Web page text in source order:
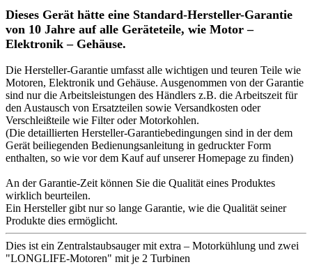
Dieses Gerät hätte eine Standard-Hersteller-Garantie
von 10 Jahre auf alle Geräteteile, wie Motor –
Elektronik – Gehäuse.
Die Hersteller-Garantie umfasst alle wichtigen und teuren Teile wie
Motoren, Elektronik und Gehäuse. Ausgenommen von der Garantie
sind nur die Arbeitsleistungen des Händlers z.B. die Arbeitszeit für
den Austausch von Ersatzteilen sowie Versandkosten oder
Verschleißteile wie Filter oder Motorkohlen.
(Die detaillierten Hersteller-Garantiebedingungen sind in der dem
Gerät beiliegenden Bedienungsanleitung in gedruckter Form
enthalten, so wie vor dem Kauf auf unserer Homepage zu finden)
An der Garantie-Zeit können Sie die Qualität eines Produktes
wirklich beurteilen.
Ein Hersteller gibt nur so lange Garantie, wie die Qualität seiner
Produkte dies ermöglicht.
Dies ist ein Zentralstaubsauger mit extra – Motorkühlung und zwei
"LONGLIFE-Motoren" mit je 2 Turbinen